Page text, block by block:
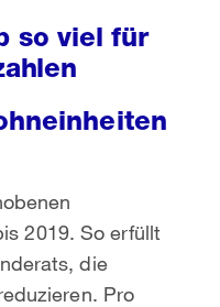
so viel für
2019. So erfüllt
die
Pro